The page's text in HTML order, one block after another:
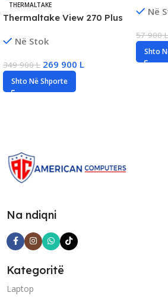
THERMALTAKE
Thermaltake View 270 Plus
DDR5, 1TB SSD NVMe, RTX
Në Stok
349 900L 269 900 L
Shto Në Shporte
60Hz,
Në
57 900L
Shto
Na ndiqni
Kategoritë
Laptop